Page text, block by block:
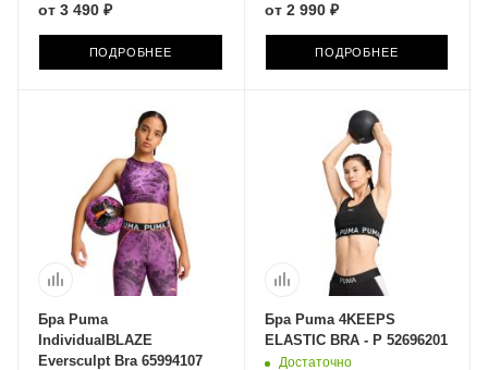
от 3 490 ₽
ПОДРОБНЕЕ
от 2 990 ₽
ПОДРОБНЕЕ
Бра Puma
IndividualBLAZE
Eversculpt Bra 65994107
Бра Puma 4KEEPS
ELASTIC BRA - P 52696201
Достаточно